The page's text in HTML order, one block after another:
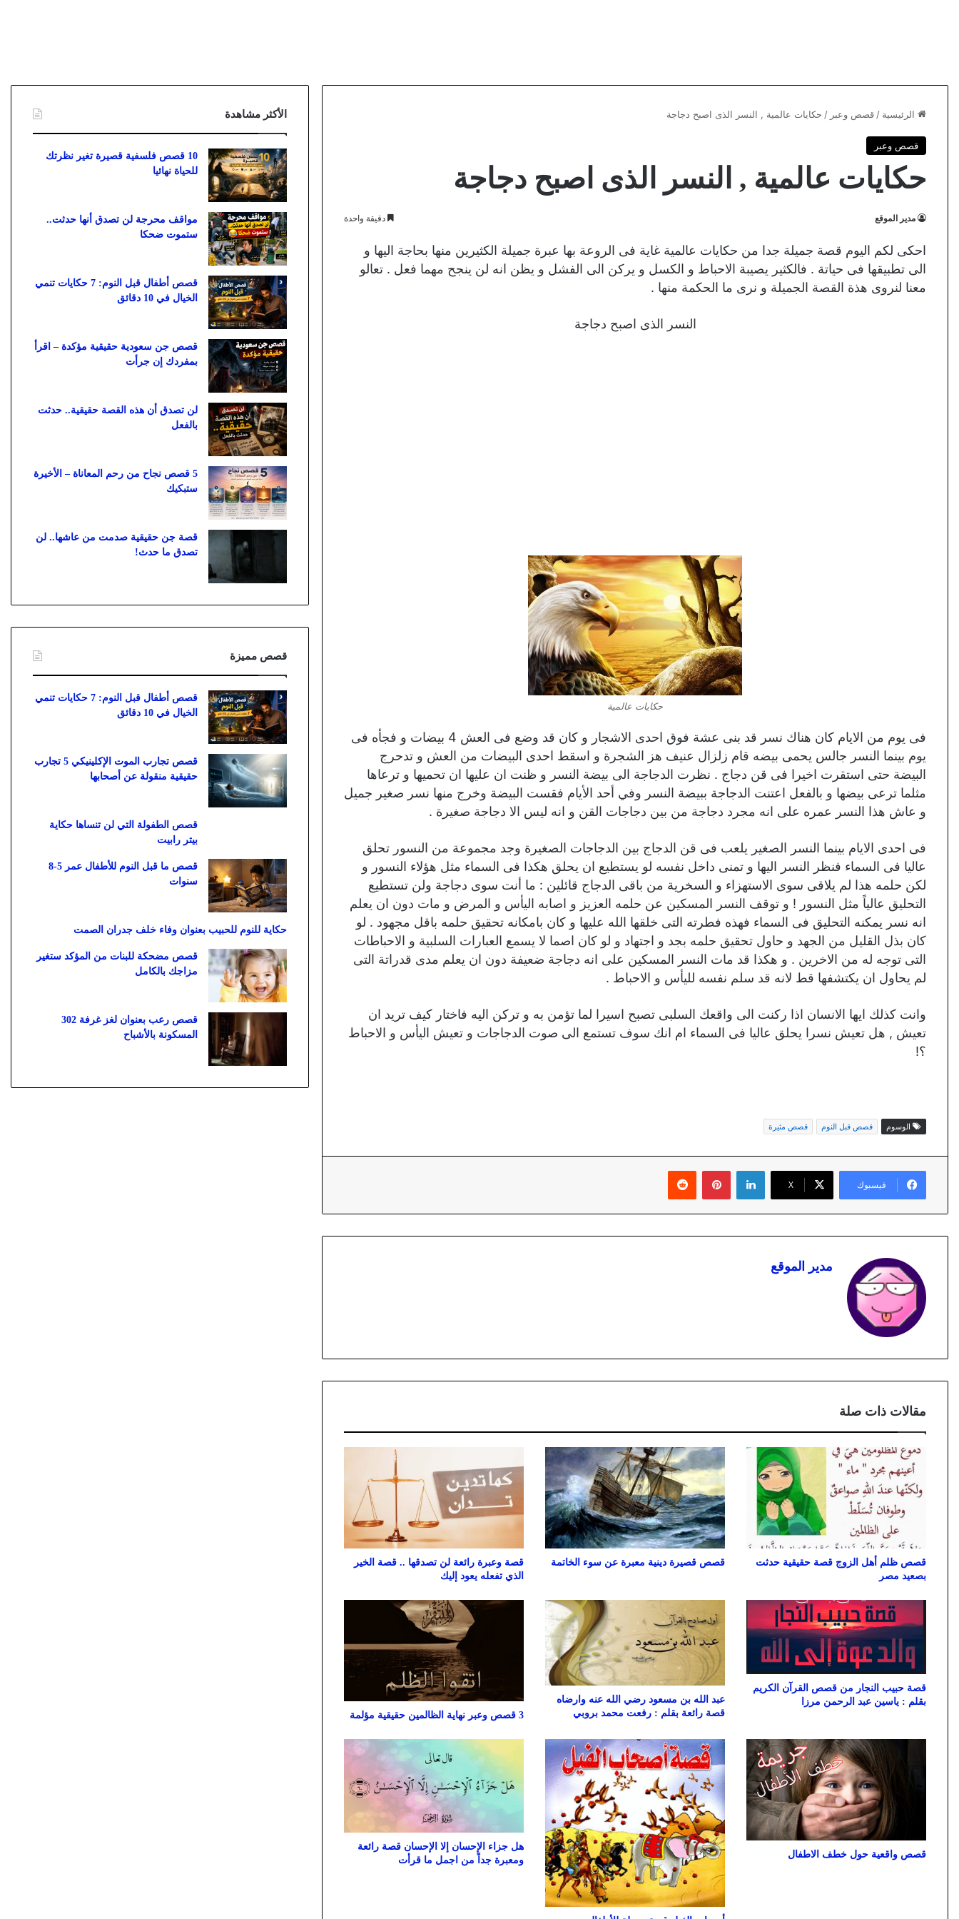
الرئيسية / قصص وعبر / حكايات عالمية , النسر الذى اصبح دجاجة
قصص وعبر
حكايات عالمية , النسر الذى اصبح دجاجة
مدير الموقع دقيقة واحدة
احكى لكم اليوم قصة جميلة جدا من حكايات عالمية غاية فى الروعة بها عبرة جميلة الكثيرين منها بحاجة اليها و
الى تطبيقها فى حياتة . فالكثير يصيبة الاحباط و الكسل و يركن الى الفشل و يظن انه لن ينجح مهما فعل . تعالو
معنا لنروى هذة القصة الجميلة و نرى ما الحكمة منها .
النسر الذى اصبح دجاجة
حكايات عالمية
فى يوم من الايام كان هناك نسر قد بنى عشة فوق احدى الاشجار و كان قد وضع فى العش 4 بيضات و فجأه فى
يوم بينما النسر جالس يحمى بيضه قام زلزال عنيف هز الشجرة و اسقط احدى البيضات من العش و تدحرج
البيضة حتى استقرت اخيرا فى قن دجاج . نظرت الدجاجة الى بيضة النسر و ظنت ان عليها ان تحميها و ترعاها
مثلما ترعى بيضها و بالفعل اعتنت الدجاجة ببيضة النسر وفي أحد الأيام فقست البيضة وخرج منها نسر صغير جميل
و عاش هذا النسر عمره على انه مجرد دجاجة من بين دجاجات القن و انه ليس الا دجاجة صغيرة .
فى احدى الايام بينما النسر الصغير يلعب فى قن الدجاج بين الدجاجات الصغيرة وجد مجموعة من النسور تحلق
عاليا فى السماء فنظر النسر اليها و تمنى داخل نفسه لو يستطيع ان يحلق هكذا فى السماء مثل هؤلاء النسور و
لكن حلمه هذا لم يلاقى سوى الاستهزاء و السخرية من باقى الدجاج قائلين : ما أنت سوى دجاجة ولن تستطيع
التحليق عالياً مثل النسور ! و توقف النسر المسكين عن حلمه العزيز و اصابه اليأس و المرض و مات دون ان يعلم
انه نسر يمكنه التحليق فى السماء فهذه فطرته التى خلقها الله عليها و كان بامكانه تحقيق حلمه باقل مجهود . لو
كان بذل القليل من الجهد و حاول تحقيق حلمه بجد و اجتهاد و لو كان اصما لا يسمع العبارات السلبية و الاحباطات
التى توجه له من الاخرين . و هكذا قد مات النسر المسكين على انه دجاجة ضعيفة دون ان يعلم مدى قدراتة التى
لم يحاول ان يكتشفها قط لانه قد سلم نفسه لليأس و الاحباط .
وانت كذلك ايها الانسان اذا ركنت الى واقعك السلبى تصبح اسيرا لما تؤمن به و تركن اليه فاختار كيف تريد ان
تعيش , هل تعيش نسرا يحلق عاليا فى السماء ام انك سوف تستمع الى صوت الدجاجات و تعيش اليأس و الاحباط
؟!
الوسوم قصص قبل النوم قصص مثيرة
فيسبوك X
لينكدإن بينتيريست
مدير الموقع
مقالات ذات صلة
قصص ظلم أهل الزوج قصة حقيقية حدثت
بصعيد مصر
قصص قصيرة دينية معبرة عن سوء الخاتمة
قصة وعبرة رائعة لن تصدقها .. قصة الخير
الذي تفعله يعود إليك
قصة حبيب النجار من قصص القرآن الكريم
بقلم : ياسين عبد الرحمن مرزا
عبد الله بن مسعود رضي الله عنه وارضاه
قصة رائعة بقلم : رفعت محمد بروبي
3 قصص وعبر نهاية الظالمين حقيقية مؤلمة
قصص واقعية حول خطف الاطفال
هل جزاء الإحسان إلا الإحسان قصة رائعة
ومعبرة جداً من اجمل ما قرأت
الأكثر مشاهدة
10 قصص فلسفية قصيرة تغير نظرتك
للحياة نهائيا
مواقف محرجة لن تصدق أنها حدثت..
ستموت ضحكا
قصص أطفال قبل النوم: 7 حكايات تنمي
الخيال في 10 دقائق
قصص جن سعودية حقيقية مؤكدة – اقرأ
بمفردك إن جرأت
لن تصدق أن هذه القصة حقيقية.. حدثت
بالفعل
5 قصص نجاح من رحم المعاناة – الأخيرة
ستبكيك
قصة جن حقيقية صدمت من عاشها.. لن
تصدق ما حدث!
قصص مميزة
قصص أطفال قبل النوم: 7 حكايات تنمي
الخيال في 10 دقائق
قصص تجارب الموت الإكلينيكي 5 تجارب
حقيقية منقولة عن أصحابها
قصص الطفولة التي لن تنساها حكاية
بيتر رابيت
قصص ما قبل النوم للأطفال عمر 5-8
سنوات
حكاية للنوم للحبيب بعنوان وفاء خلف جدران الصمت
قصص مضحكة للبنات من المؤكد ستغير
مزاجك بالكامل
قصص رعب بعنوان لغز غرفة 302
المسكونة بالأشباح